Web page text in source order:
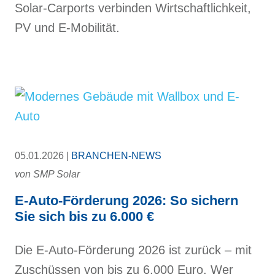
Solar-Carports verbinden Wirtschaftlichkeit,
PV und E-Mobilität.
05.01.2026 |
BRANCHEN-NEWS
von SMP Solar
E-Auto-Förderung 2026: So sichern
Sie sich bis zu 6.000 €
Die E-Auto-Förderung 2026 ist zurück – mit
Zuschüssen von bis zu 6.000 Euro. Wer